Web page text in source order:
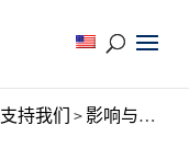
支持我们 > 影响与改变